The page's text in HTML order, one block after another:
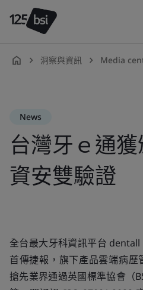
洞察與資訊 Media
News
台灣牙ｅ通
資安雙驗證
全台最大牙科資訊平台
首傳捷報，旗下產品雲端病歷
搶先業界通過英國標準協會（